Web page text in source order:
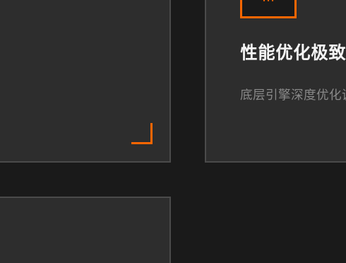
性能优化极致
底层引擎深度优化